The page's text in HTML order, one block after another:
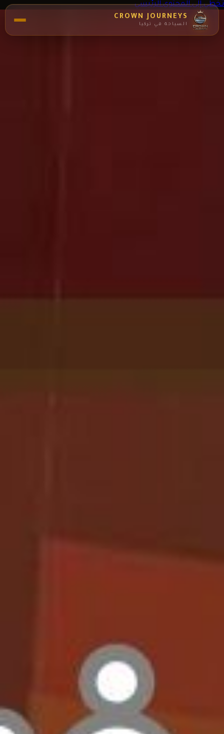
CROWN JOURNEYS
السياحة في تركيا
تخطي إلى المحتوى الرئيسي